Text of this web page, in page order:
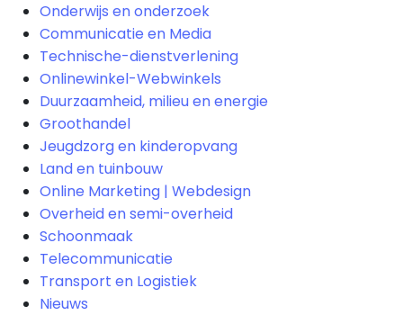
Onderwijs en onderzoek
Communicatie en Media
Technische-dienstverlening
Onlinewinkel-Webwinkels
Duurzaamheid, milieu en energie
Groothandel
Jeugdzorg en kinderopvang
Land en tuinbouw
Online Marketing | Webdesign
Overheid en semi-overheid
Schoonmaak
Telecommunicatie
Transport en Logistiek
Nieuws